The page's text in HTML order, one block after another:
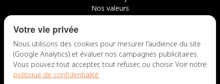
Nos valeurs
Avis clients
Candidater chez nous
NOUS CONTACTER
Votre vie privée
Nous utilisons des cookies pour mesurer l'audience du site
(Google Analytics) et évaluer nos campagnes publicitaires.
Vous pouvez tout accepter, tout refuser, ou choisir. Voir notre
politique de confidentialité.